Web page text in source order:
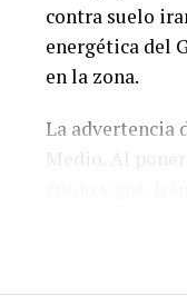
contra suelo
energética del
en la zona.
La advertencia
Medio. Al
únicamente